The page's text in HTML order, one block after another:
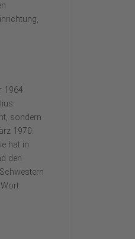
1964
sondern
1970.
hat in
den